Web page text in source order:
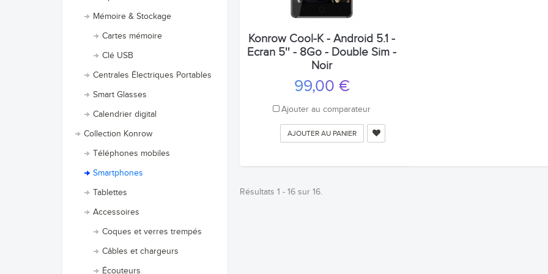
Mémoire & Stockage
Cartes mémoire
Clé USB
Centrales Électriques Portables
Smart Glasses
Calendrier digital
Collection Konrow
Téléphones mobiles
Smartphones
Tablettes
Accessoires
Coques et verres trempés
Câbles et chargeurs
Écouteurs
Konrow Cool-K - Android 5.1 -
Ecran 5'' - 8Go - Double Sim -
Noir
99,00 €
Ajouter au comparateur
AJOUTER AU PANIER
Résultats 1 - 16 sur 16.